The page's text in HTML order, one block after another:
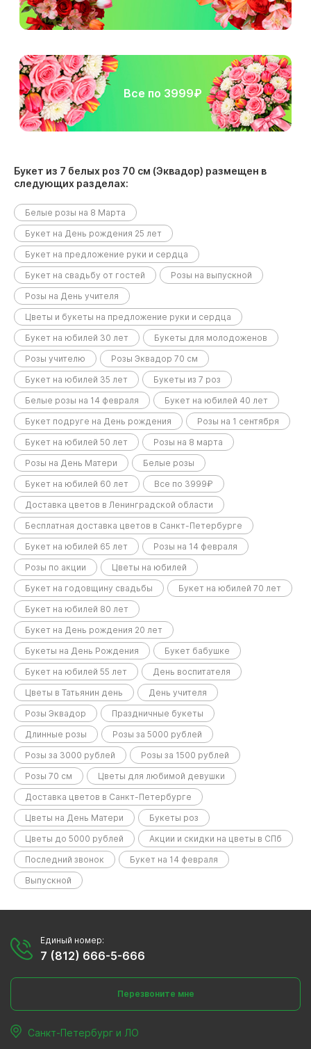
Все по 3999₽
Букет из 7 белых роз 70 см (Эквадор) размещен в
следующих разделах:
Белые розы на 8 Марта
Букет на День рождения 25 лет
Букет на предложение руки и сердца
Букет на свадьбу от гостей
Розы на выпускной
Розы на День учителя
Цветы и букеты на предложение руки и сердца
Букет на юбилей 30 лет
Букеты для молодоженов
Розы учителю
Розы Эквадор 70 см
Букет на юбилей 35 лет
Букеты из 7 роз
Белые розы на 14 февраля
Букет на юбилей 40 лет
Букет подруге на День рождения
Розы на 1 сентября
Букет на юбилей 50 лет
Розы на 8 марта
Розы на День Матери
Белые розы
Букет на юбилей 60 лет
Все по 3999₽
Доставка цветов в Ленинградской области
Бесплатная доставка цветов в Санкт-Петербурге
Букет на юбилей 65 лет
Розы на 14 февраля
Розы по акции
Цветы на юбилей
Букет на годовщину свадьбы
Букет на юбилей 70 лет
Букет на юбилей 80 лет
Букет на День рождения 20 лет
Букеты на День Рождения
Букет бабушке
Букет на юбилей 55 лет
День воспитателя
Цветы в Татьянин день
День учителя
Розы Эквадор
Праздничные букеты
Длинные розы
Розы за 5000 рублей
Розы за 3000 рублей
Розы за 1500 рублей
Розы 70 см
Цветы для любимой девушки
Доставка цветов в Санкт-Петербурге
Цветы на День Матери
Букеты роз
Цветы до 5000 рублей
Акции и скидки на цветы в СПб
Последний звонок
Букет на 14 февраля
Выпускной
Единый номер:
7 (812) 666-5-666
Перезвоните мне
Санкт-Петербург и ЛО